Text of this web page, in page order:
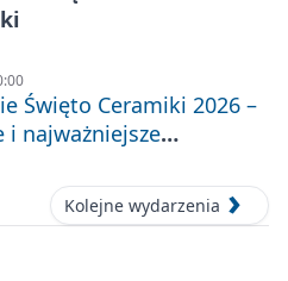
Święto Ceramiki 2026 –
i najważniejsze
Kolejne wydarzenia